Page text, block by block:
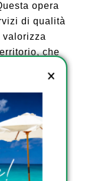
opera
di qualità
che
diversi
parte di un
di oltre
il
in tutta
sviluppo
bellunese.